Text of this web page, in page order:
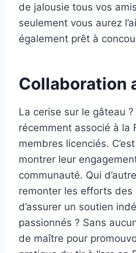
de jalousie tous vos
seulement vous aurez
également prêt à
Collaboration
La cerise sur le gâteau ?
récemment associé à la
membres licenciés.
montrer leur
communauté. Qui
remonter les efforts
d’assurer un soutien
passionnés ? Sans
de maître pour